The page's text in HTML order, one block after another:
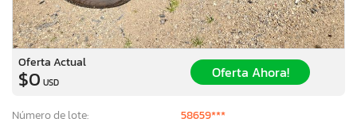
Oferta Actual
$0 USD
Oferta Ahora!
Número de lote:
58659***